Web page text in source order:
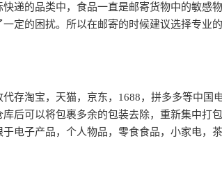
递的品类中，食品一直是邮寄货物中的敏感
定的困扰。所以在邮寄的时候建议选择专业
存淘宝，天猫，京东，1688，拼多多等中国
后可以将包裹多余的包装去除，重新集中打
电子产品，个人物品，零食食品，小家电，